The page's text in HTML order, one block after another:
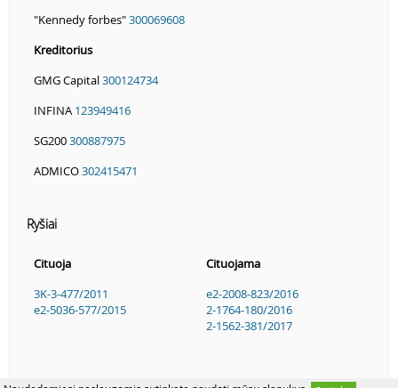
"Kennedy forbes"300069608
Kreditorius
GMG Capital300124734
INFINA 123949416
SG200300887975
ADMICO302415471
Ryšiai
Cituoja
Cituojama
3K-3-477/2011
e2-5036-577/2015
e2-2008-823/2016
2-1764-180/2016
2-1562-381/2017